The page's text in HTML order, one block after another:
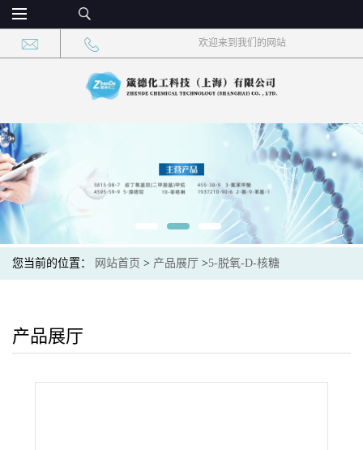
欢迎来到我们的网站
您当前的位置： 网站首页 > 产品展厅 >5-脱氧-D-核糖
产品展厅